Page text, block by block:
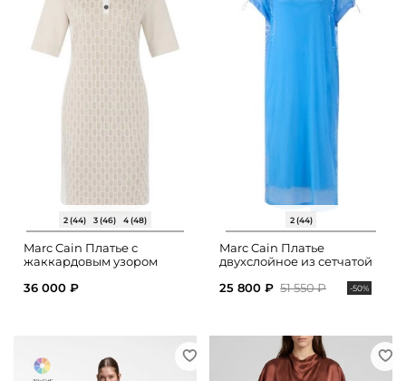
2 (44) 3 (46) 4 (48)
Marc Cain Платье с
жаккардовым узором
36 000 ₽
2 (44)
Marc Cain Платье
двухслойное из сетчатой
25 800 ₽ 51 550 ₽ -50%